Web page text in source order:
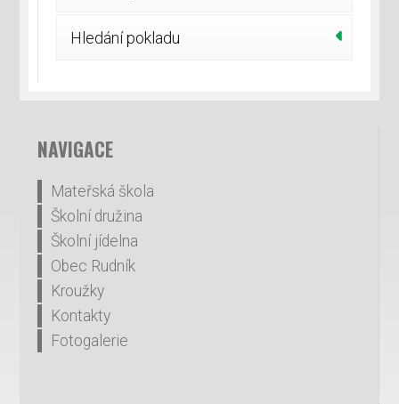
Hledání pokladu
NAVIGACE
Mateřská škola
Školní družina
Školní jídelna
Obec Rudník
Kroužky
Kontakty
Fotogalerie